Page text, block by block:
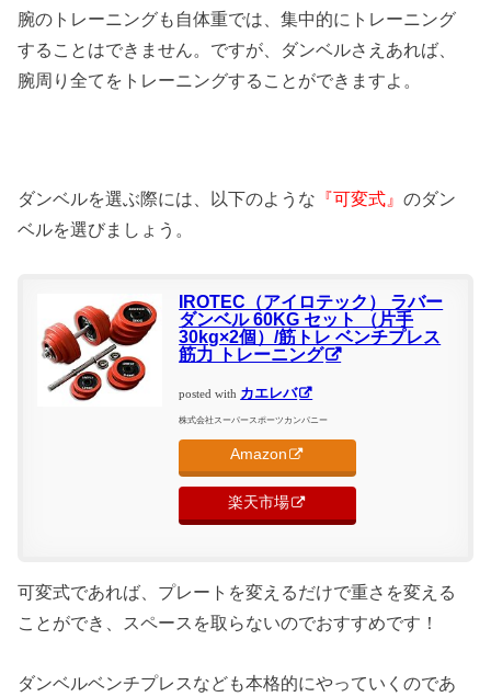
腕のトレーニングも自体重では、集中的にトレーニング
することはできません。ですが、ダンベルさえあれば、
腕周り全てをトレーニングすることができますよ。
ダンベルを選ぶ際には、以下のような 『可変式』のダン
ベルを選びましょう。
IROTEC（アイロテック） ラバー
ダンベル 60KG セット （片手
30kg×2個）/筋トレ ベンチプレス
筋力 トレーニング
posted with カエレバ
株式会社スーパースポーツカンパニー
Amazon
楽天市場
可変式であれば、プレートを変えるだけで重さを変える
ことができ、スペースを取らないのでおすすめです！
ダンベルベンチプレスなども本格的にやっていくのであ